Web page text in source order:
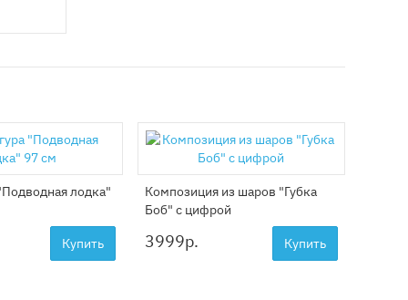
лодка"
Купить
Композиция из шаров "Губка
Боб" с цифрой
3999р. Купить